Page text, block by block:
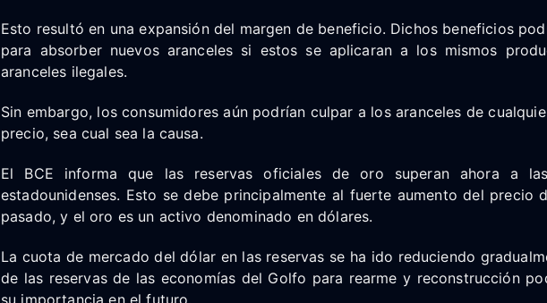
Esto resultó en una expansión del margen de beneficio. Dichos beneficios
para absorber nuevos aranceles si estos se aplicaran a los mismos
aranceles ilegales.
Sin embargo, los consumidores aún podrían culpar a los aranceles de
precio, sea cual sea la causa.
El BCE informa que las reservas oficiales de oro superan ahora a
estadounidenses. Esto se debe principalmente al fuerte aumento del precio
pasado, y el oro es un activo denominado en dólares.
La cuota de mercado del dólar en las reservas se ha ido reduciendo
de las reservas de las economías del Golfo para rearme y reconstrucción